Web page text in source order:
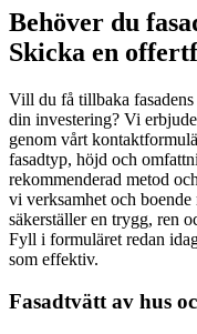
Behöver du
Skicka en
Vill du få tillbaka
din investering? Vi
genom vårt
fasadtyp, höjd och
rekommenderad metod
vi verksamhet och
säkerställer en trygg, ren
Fyll i formuläret redan
som effektiv.
Fasadtvätt av hus